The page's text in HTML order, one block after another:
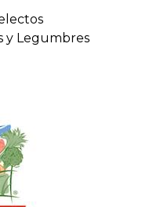
y Legumbres